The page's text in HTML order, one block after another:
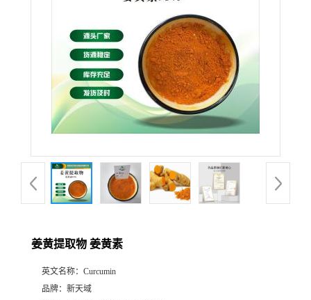
姜黄提取物 姜黄素
英文名称： Curcumin
品牌： 新天域